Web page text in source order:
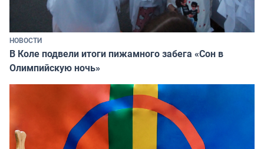
НОВОСТИ
В Коле подвели итоги пижамного забега «Сон в
Олимпийскую ночь»